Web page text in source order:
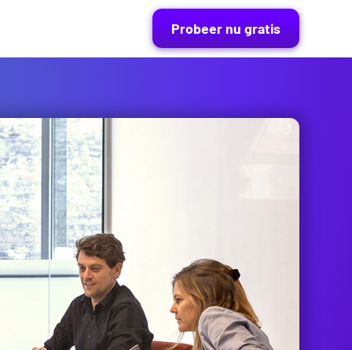
Probeer nu gratis